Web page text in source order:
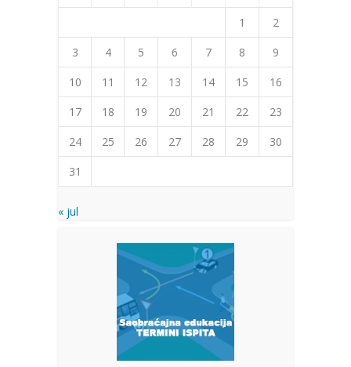
1
2
3
4 5 6 7 8
9
10
11 12 13 14 15
16
17
18 19 20 21 22
23
24
25 26 27 28 29
30
31
« jul